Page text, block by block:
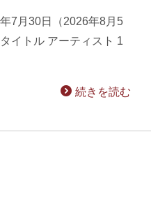
7月30日（2026年8月5
イトル アーティスト 1
続きを読む